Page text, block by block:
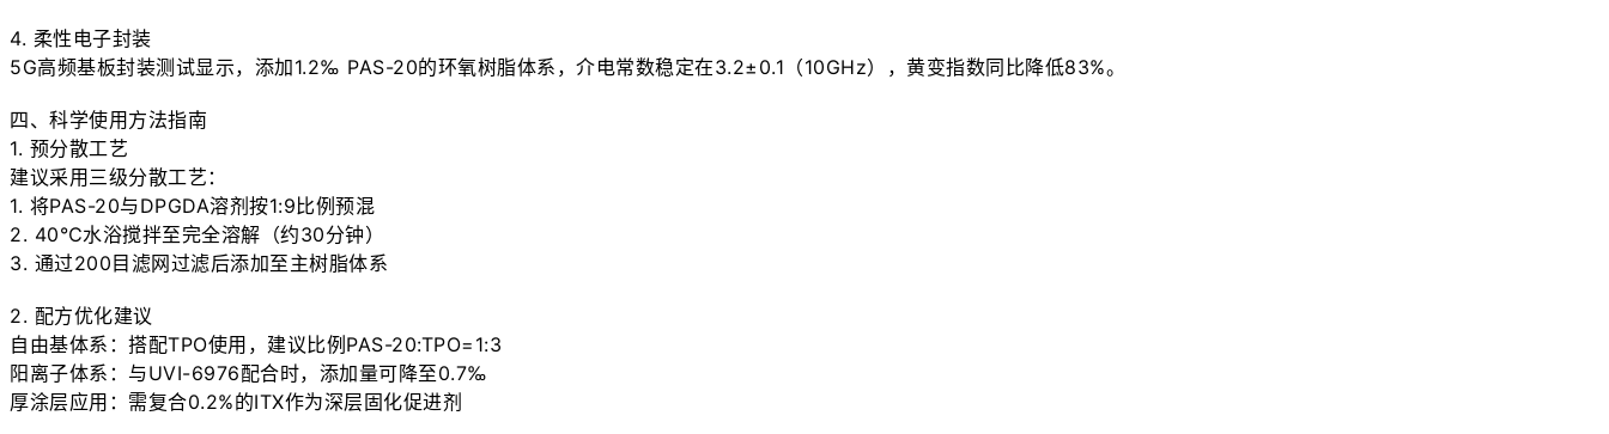
4. 柔性电子封装
5G高频基板封装测试显示，添加1.2‰ PAS-20的环氧树脂体系，介电常数稳定在3.2±0.1（10GHz），黄变指数同比降低83%。
四、科学使用方法指南
1. 预分散工艺
建议采用三级分散工艺：
1. 将PAS-20与DPGDA溶剂按1:9比例预混
2. 40℃水浴搅拌至完全溶解（约30分钟）
3. 通过200目滤网过滤后添加至主树脂体系
2. 配方优化建议
自由基体系：搭配TPO使用，建议比例PAS-20:TPO=1:3
阳离子体系：与UVI-6976配合时，添加量可降至0.7‰
厚涂层应用：需复合0.2%的ITX作为深层固化促进剂